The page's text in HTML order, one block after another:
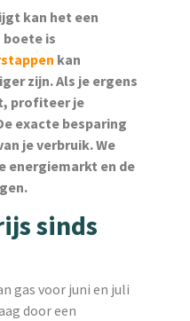
kan het een
boete is
kan
zijn. Als je ergens
profiteer je
exacte besparing
je verbruik. We
energiemarkt en de
sinds
gas voor juni en juli
door een